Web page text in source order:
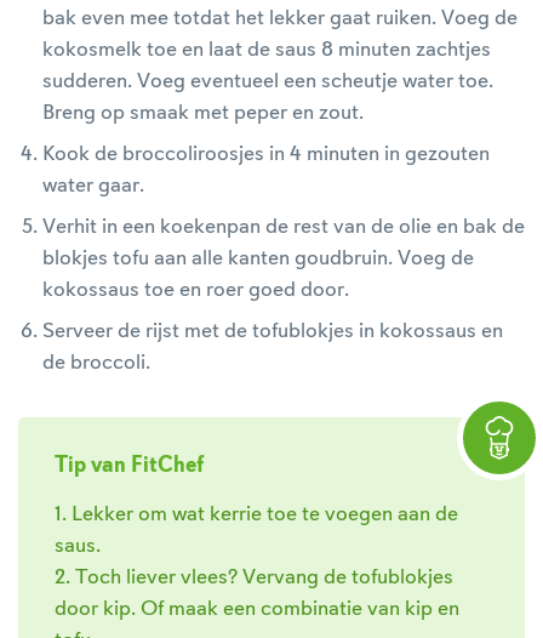
bak even mee totdat het lekker gaat ruiken. Voeg de
kokosmelk toe en laat de saus 8 minuten zachtjes
sudderen. Voeg eventueel een scheutje water toe.
Breng op smaak met peper en zout.
Kook de broccoliroosjes in 4 minuten in gezouten
water gaar.
Verhit in een koekenpan de rest van de olie en bak de
blokjes tofu aan alle kanten goudbruin. Voeg de
kokossaus toe en roer goed door.
Serveer de rijst met de tofublokjes in kokossaus en
de broccoli.
Tip van FitChef
1. Lekker om wat kerrie toe te voegen aan de
saus.
2. Toch liever vlees? Vervang de tofublokjes
door kip. Of maak een combinatie van kip en